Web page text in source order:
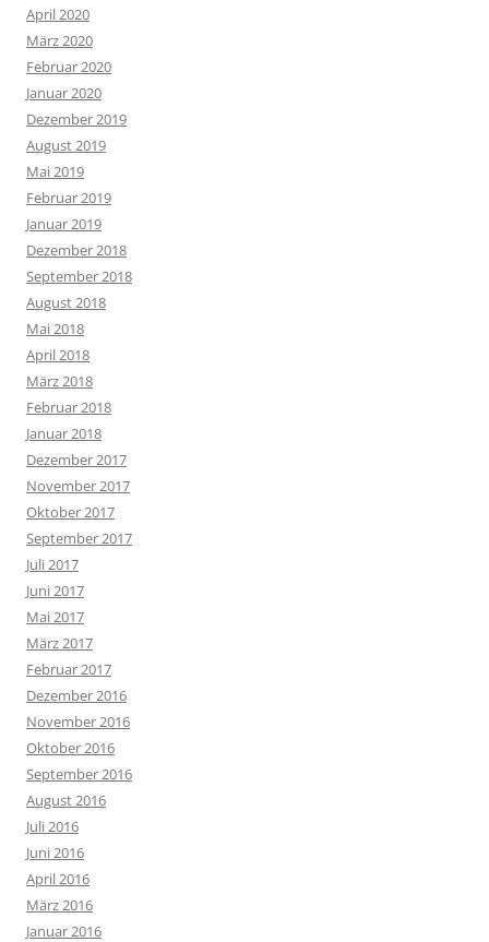
April 2020
März 2020
Februar 2020
Januar 2020
Dezember 2019
August 2019
Mai 2019
Februar 2019
Januar 2019
Dezember 2018
September 2018
August 2018
Mai 2018
April 2018
März 2018
Februar 2018
Januar 2018
Dezember 2017
November 2017
Oktober 2017
September 2017
Juli 2017
Juni 2017
Mai 2017
März 2017
Februar 2017
Dezember 2016
November 2016
Oktober 2016
September 2016
August 2016
Juli 2016
Juni 2016
April 2016
März 2016
Januar 2016